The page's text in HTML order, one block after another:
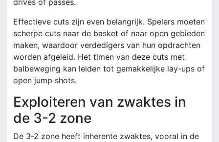
Effectieve cuts zijn even belangrijk. Spelers moeten
scherpe cuts naar de basket of naar open gebieden
maken, waardoor verdedigers van hun opdrachten
worden afgeleid. Het timen van deze cuts met
balbeweging kan leiden tot gemakkelijke lay-ups of
open jump shots.
Exploiteren van zwaktes in
de 3-2 zone
De 3-2 zone heeft inherente zwaktes, vooral in de